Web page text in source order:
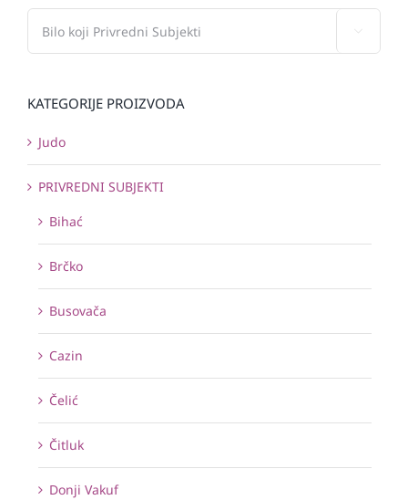
KATEGORIJE PROIZVODA
Judo
PRIVREDNI SUBJEKTI
Bihać
Brčko
Busovača
Cazin
Čelić
Čitluk
Donji Vakuf